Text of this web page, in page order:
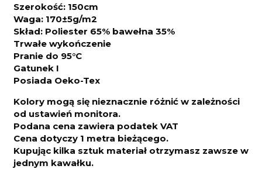
Szerokość: 150cm
Waga: 170±5g/m2
Skład: Poliester 65% bawełna 35%
Trwałe wykończenie
Pranie do 95°C
Gatunek I
Posiada Oeko-Tex
Kolory mogą się nieznacznie różnić w zależności
od ustawień monitora.
Podana cena zawiera podatek VAT
Cena dotyczy 1 metra bieżącego.
Kupując kilka sztuk materiał otrzymasz zawsze w
jednym kawałku.